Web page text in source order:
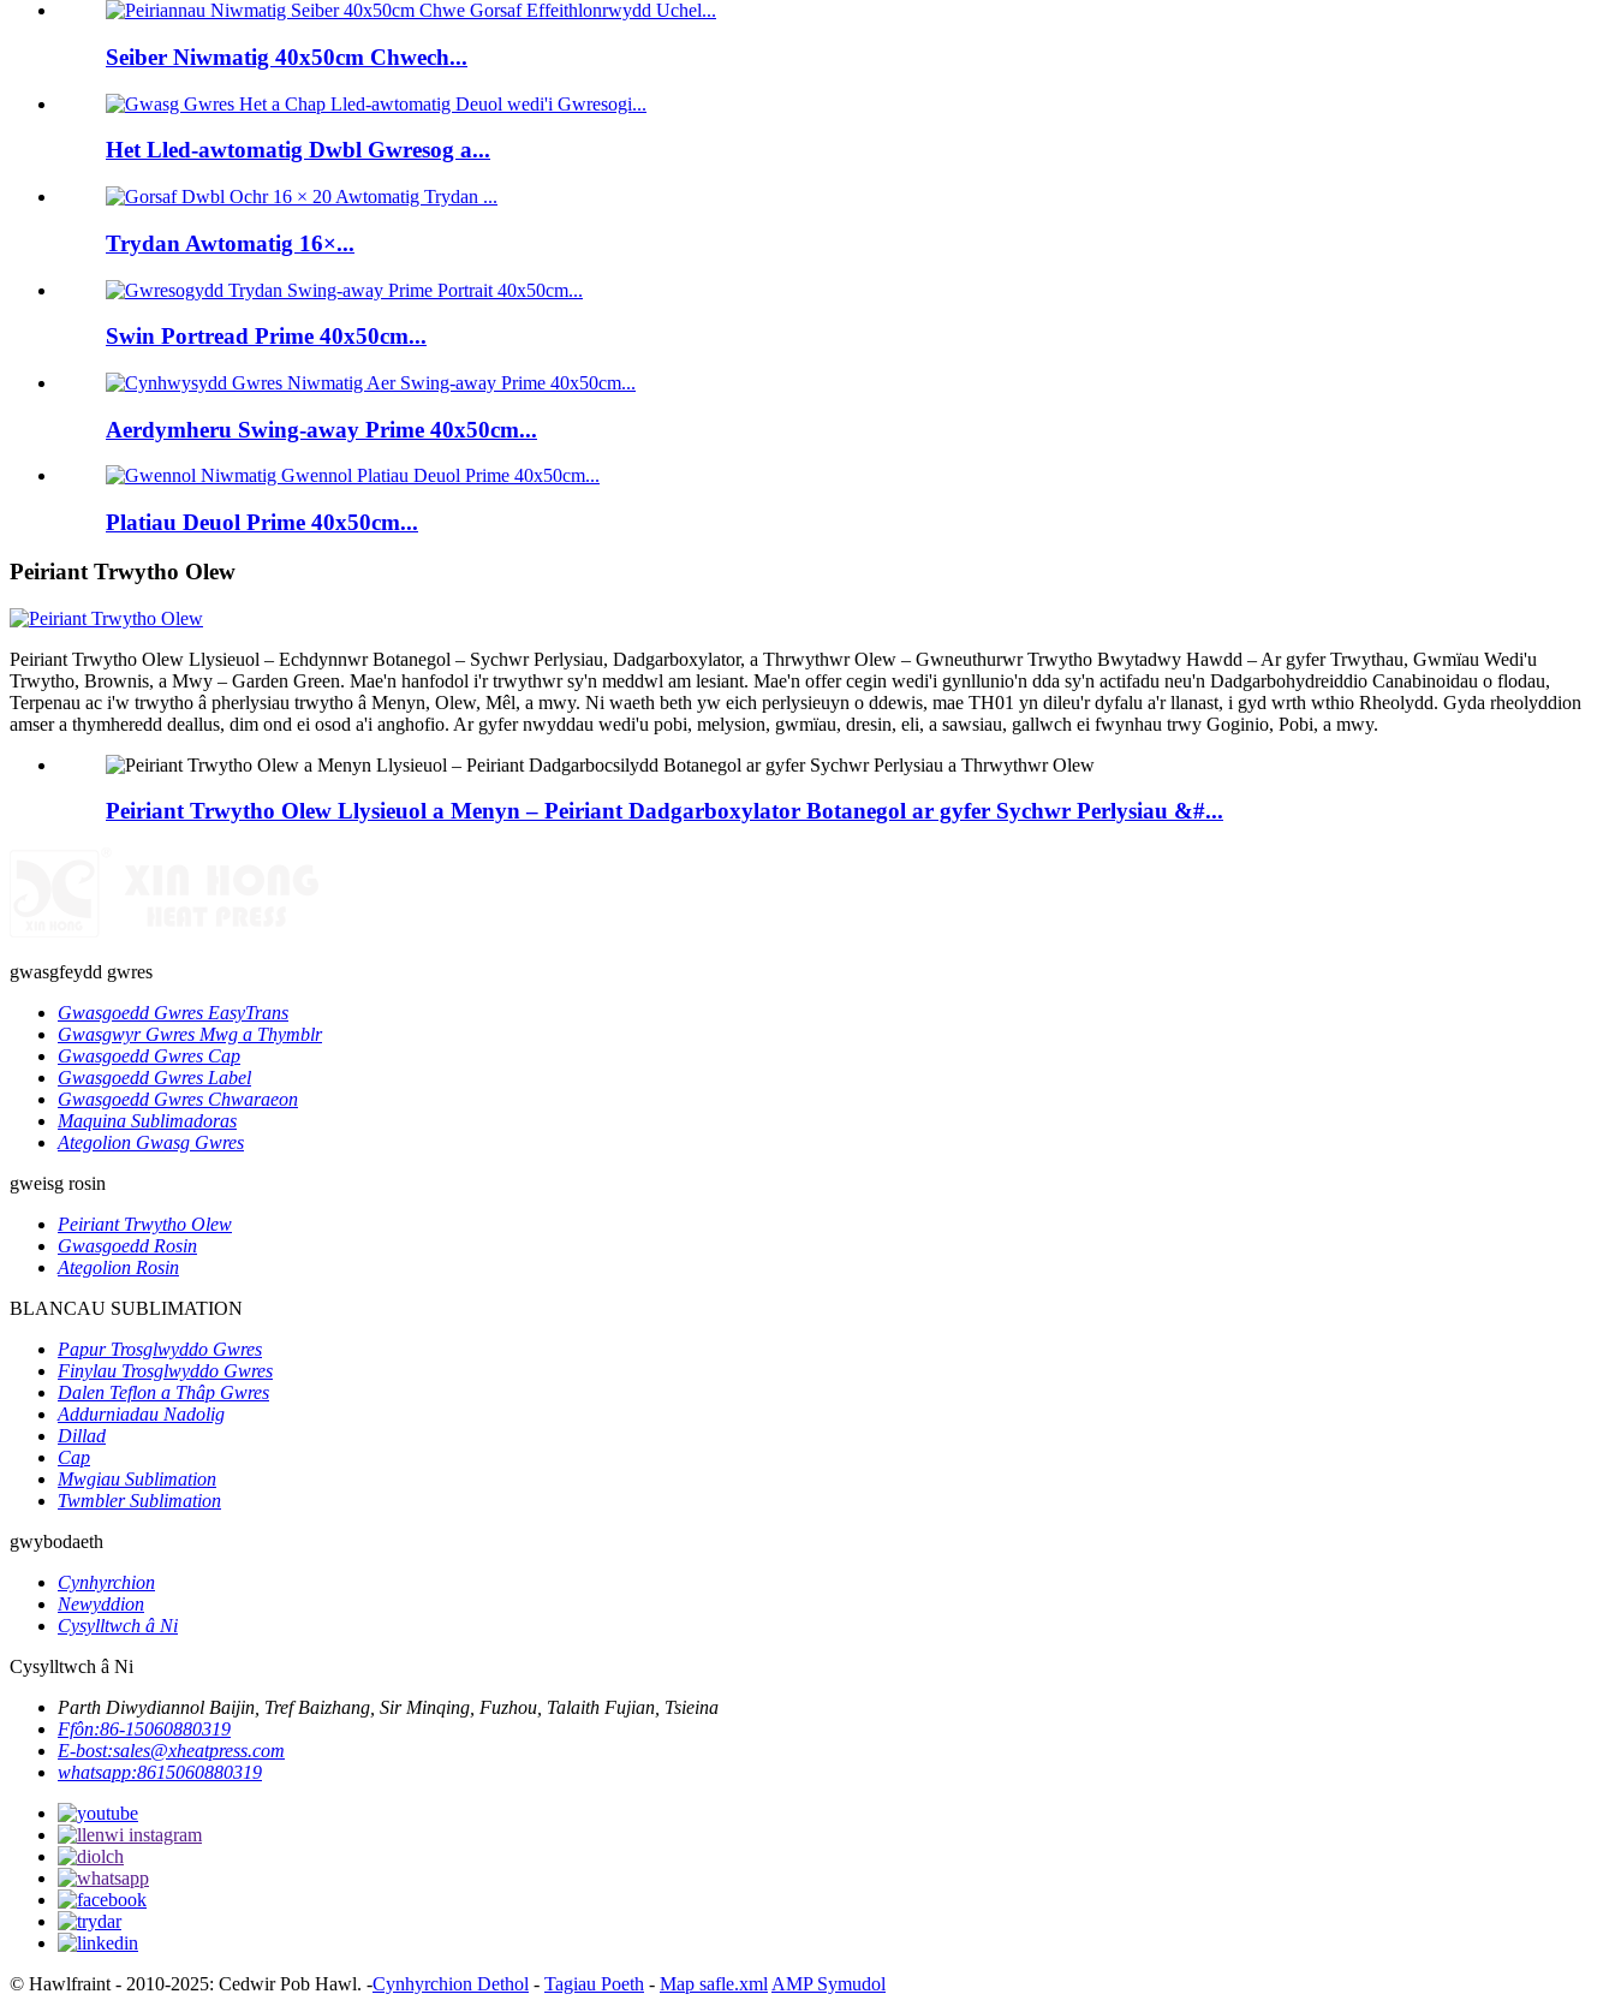
Seiber Niwmatig 40x50cm Chwech...
Het Lled-awtomatig Dwbl Gwresog a...
Trydan Awtomatig 16×...
Swin Portread Prime 40x50cm...
Aerdymheru Swing-away Prime 40x50cm...
Platiau Deuol Prime 40x50cm...
Peiriant Trwytho Olew
Peiriant Trwytho Olew Llysieuol – Echdynnwr Botanegol – Sychwr Perlysiau, Dadgarboxylator, a Thrwythwr Olew – Gwneuthurwr Trwytho Bwytadwy Hawdd – Ar gyfer Trwythau, Gwmïau Wedi'u
Trwytho, Brownis, a Mwy – Garden Green. Mae'n hanfodol i'r trwythwr sy'n meddwl am lesiant. Mae'n offer cegin wedi'i gynllunio'n dda sy'n actifadu neu'n Dadgarbohydreiddio Canabinoidau o flodau,
Terpenau ac i'w trwytho â pherlysiau trwytho â Menyn, Olew, Mêl, a mwy. Ni waeth beth yw eich perlysieuyn o ddewis, mae TH01 yn dileu'r dyfalu a'r llanast, i gyd wrth wthio Rheolydd. Gyda rheolyddion
amser a thymheredd deallus, dim ond ei osod a'i anghofio. Ar gyfer nwyddau wedi'u pobi, melysion, gwmïau, dresin, eli, a sawsiau, gallwch ei fwynhau trwy Goginio, Pobi, a mwy.
Peiriant Trwytho Olew Llysieuol a Menyn – Peiriant Dadgarboxylator Botanegol ar gyfer Sychwr Perlysiau &#...
gwasgfeydd gwres
Gwasgoedd Gwres EasyTrans
Gwasgwyr Gwres Mwg a Thymblr
Gwasgoedd Gwres Cap
Gwasgoedd Gwres Label
Gwasgoedd Gwres Chwaraeon
Maquina Sublimadoras
Ategolion Gwasg Gwres
gweisg rosin
Peiriant Trwytho Olew
Gwasgoedd Rosin
Ategolion Rosin
BLANCAU SUBLIMATION
Papur Trosglwyddo Gwres
Finylau Trosglwyddo Gwres
Dalen Teflon a Thâp Gwres
Addurniadau Nadolig
Dillad
Cap
Mwgiau Sublimation
Twmbler Sublimation
gwybodaeth
Cynhyrchion
Newyddion
Cysylltwch â Ni
Cysylltwch â Ni
Parth Diwydiannol Baijin, Tref Baizhang, Sir Minqing, Fuzhou, Talaith Fujian, Tsieina
Ffôn:86-15060880319
E-bost:sales@xheatpress.com
whatsapp:8615060880319
© Hawlfraint - 2010-2025: Cedwir Pob Hawl. -Cynhyrchion Dethol - Tagiau Poeth - Map safle.xml AMP Symudol